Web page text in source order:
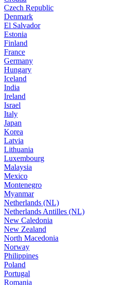
Czech Republic
Denmark
El Salvador
Estonia
Finland
France
Germany
Hungary
Iceland
India
Ireland
Israel
Italy
Japan
Korea
Latvia
Lithuania
Luxembourg
Malaysia
Mexico
Montenegro
Myanmar
Netherlands (NL)
Netherlands Antilles (NL)
New Caledonia
New Zealand
North Macedonia
Norway
Philippines
Poland
Portugal
Romania